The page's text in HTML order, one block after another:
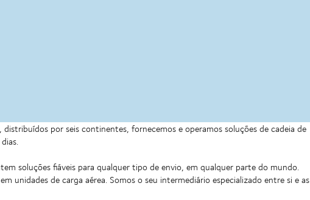
distribuídos por seis continentes, fornecemos e operamos soluções de cadeia de
soluções fiáveis para qualquer tipo de envio, em qualquer parte do mundo.
unidades de carga aérea. Somos o seu intermediário especializado entre si e as